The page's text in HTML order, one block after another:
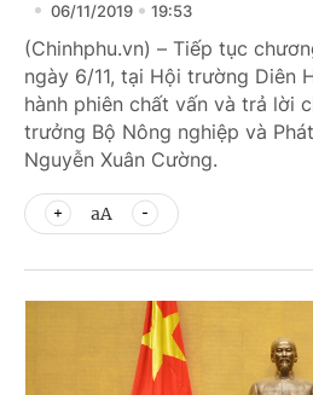
06/11/2019 19:53
(Chinhphu.vn) – Tiếp tục
ngày 6/11, tại Hội trường Diên
hành phiên chất vấn và trả lời
trưởng Bộ Nông nghiệp và
Nguyễn Xuân Cường.
aA